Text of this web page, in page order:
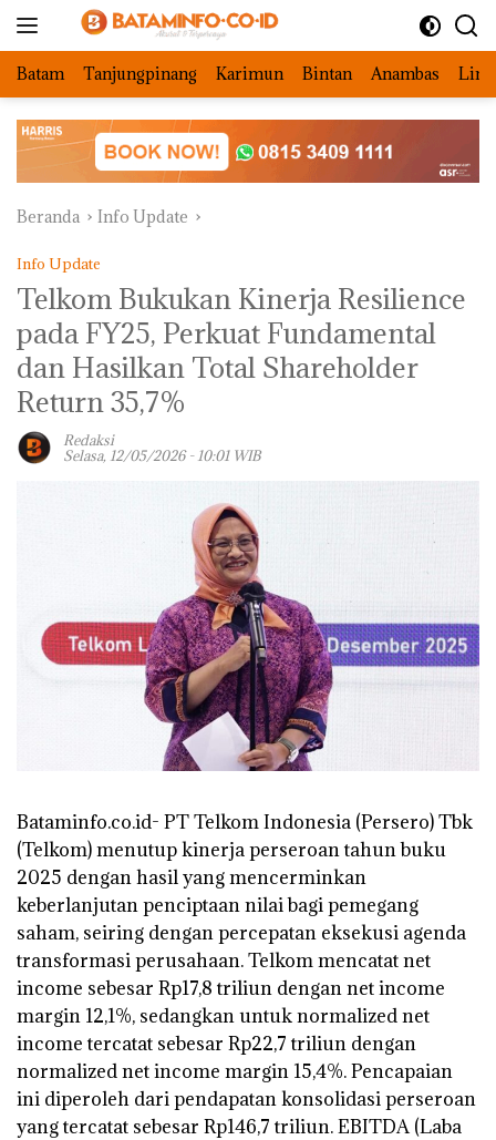
Batam Tanjungpinang Karimun Bintan Anambas
Beranda Info Update
Info Update
Telkom Bukukan Kinerja Resilience
pada FY25, Perkuat Fundamental
dan Hasilkan Total Shareholder
Return 35,7%
Redaksi
Selasa, 12/05/2026 - 10:01 WIB
Bataminfo.co.id- PT Telkom Indonesia (Persero) Tbk
(Telkom) menutup kinerja perseroan tahun buku
2025 dengan hasil yang mencerminkan
keberlanjutan penciptaan nilai bagi pemegang
saham, seiring dengan percepatan eksekusi agenda
transformasi perusahaan. Telkom mencatat net
income sebesar Rp17,8 triliun dengan net income
margin 12,1%, sedangkan untuk normalized net
income tercatat sebesar Rp22,7 triliun dengan
normalized net income margin 15,4%. Pencapaian
ini diperoleh dari pendapatan konsolidasi perseroan
yang tercatat sebesar Rp146,7 triliun. EBITDA (Laba